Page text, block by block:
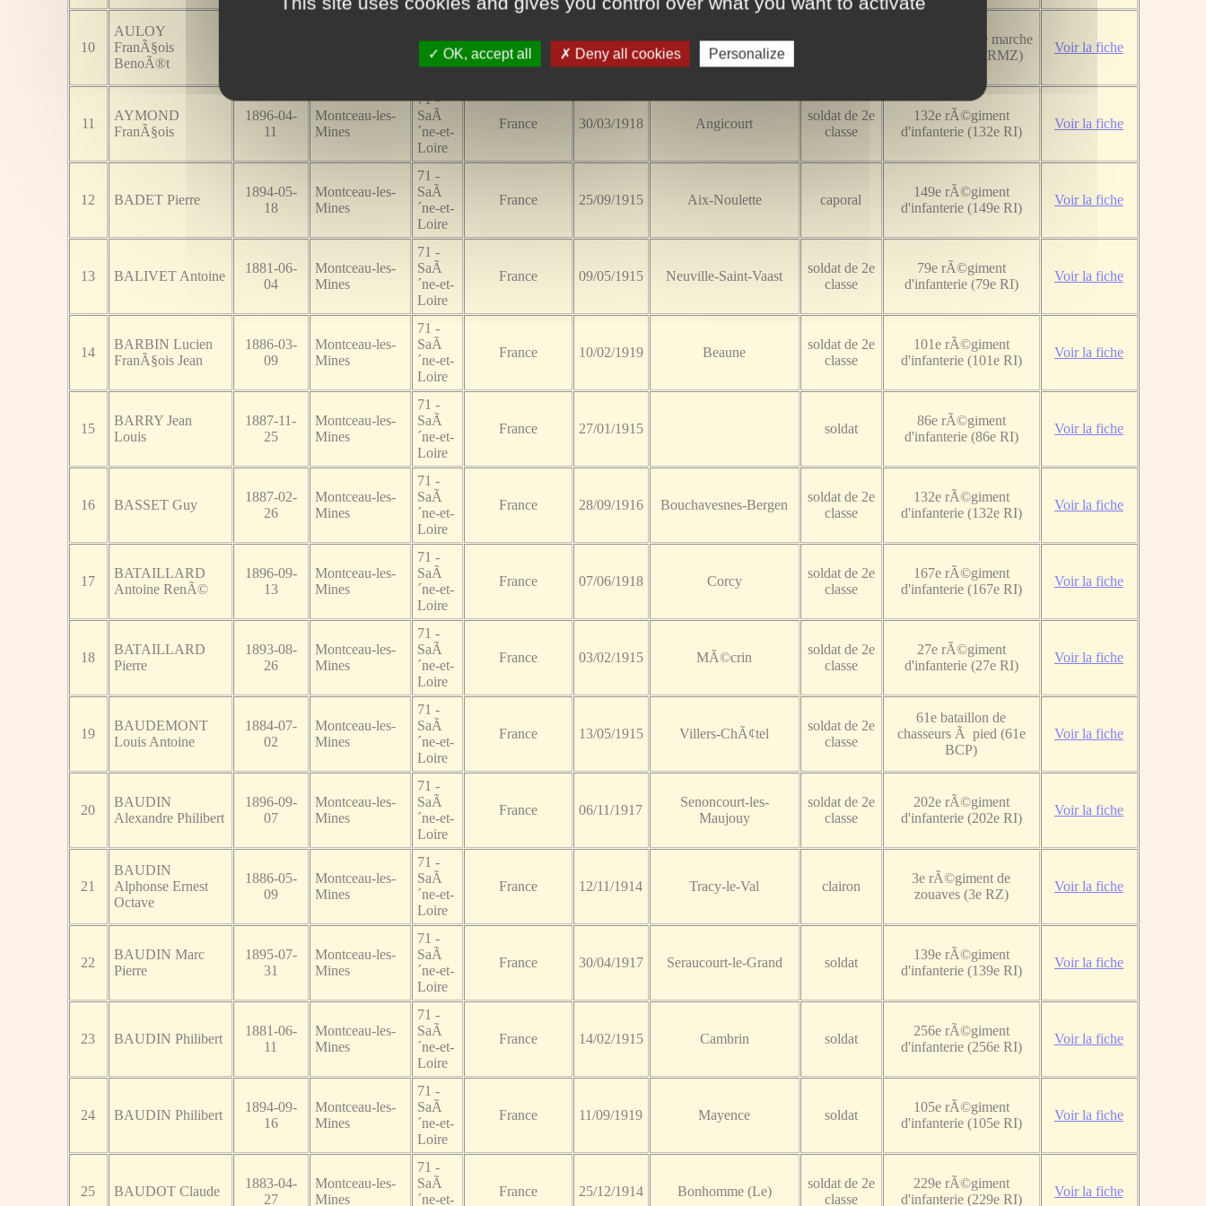
10
AULOY
FranÃ§ois
BenoÃ®t
SaÃ
´ne-et-
Loire
France 24/03/1917
2e rÃ©giment de marche
de zouaves (2e RMZ)
Voir la fiche
11
AYMOND
FranÃ§ois
1896-04-
11
Montceau-les-
Mines
71 -
SaÃ
´ne-et-
Loire
France 30/03/1918 Angicourt
soldat de 2e
classe
132e rÃ©giment
d'infanterie (132e RI)
Voir la fiche
12 BADET Pierre
1894-05-
18
Montceau-les-
Mines
71 -
SaÃ
´ne-et-
Loire
France 25/09/1915 Aix-Noulette caporal
149e rÃ©giment
d'infanterie (149e RI)
Voir la fiche
13 BALIVET Antoine
1881-06-
04
Montceau-les-
Mines
71 -
SaÃ
´ne-et-
Loire
France 09/05/1915 Neuville-Saint-Vaast
soldat de 2e
classe
79e rÃ©giment
d'infanterie (79e RI)
Voir la fiche
14
BARBIN Lucien
FranÃ§ois Jean
1886-03-
09
Montceau-les-
Mines
71 -
SaÃ
´ne-et-
Loire
France 10/02/1919 Beaune
soldat de 2e
classe
101e rÃ©giment
d'infanterie (101e RI)
Voir la fiche
15
BARRY Jean
Louis
1887-11-
25
Montceau-les-
Mines
71 -
SaÃ
´ne-et-
Loire
France 27/01/1915 soldat
86e rÃ©giment
d'infanterie (86e RI)
Voir la fiche
16 BASSET Guy
1887-02-
26
Montceau-les-
Mines
71 -
SaÃ
´ne-et-
Loire
France 28/09/1916 Bouchavesnes-Bergen
soldat de 2e
classe
132e rÃ©giment
d'infanterie (132e RI)
Voir la fiche
17
BATAILLARD
Antoine RenÃ©
1896-09-
13
Montceau-les-
Mines
71 -
SaÃ
´ne-et-
Loire
France 07/06/1918 Corcy
soldat de 2e
classe
167e rÃ©giment
d'infanterie (167e RI)
Voir la fiche
18
BATAILLARD
Pierre
1893-08-
26
Montceau-les-
Mines
71 -
SaÃ
´ne-et-
Loire
France 03/02/1915 MÃ©crin
soldat de 2e
classe
27e rÃ©giment
d'infanterie (27e RI)
Voir la fiche
19
BAUDEMONT
Louis Antoine
1884-07-
02
Montceau-les-
Mines
71 -
SaÃ
´ne-et-
Loire
France 13/05/1915 Villers-ChÃ¢tel
soldat de 2e
classe
61e bataillon de
chasseurs Ã pied (61e
BCP)
Voir la fiche
20
BAUDIN
Alexandre Philibert
1896-09-
07
Montceau-les-
Mines
71 -
SaÃ
´ne-et-
Loire
France 06/11/1917
Senoncourt-les-
Maujouy
soldat de 2e
classe
202e rÃ©giment
d'infanterie (202e RI)
Voir la fiche
21
BAUDIN
Alphonse Ernest
Octave
1886-05-
09
Montceau-les-
Mines
71 -
SaÃ
´ne-et-
Loire
France 12/11/1914 Tracy-le-Val clairon
3e rÃ©giment de
zouaves (3e RZ)
Voir la fiche
22
BAUDIN Marc
Pierre
1895-07-
31
Montceau-les-
Mines
71 -
SaÃ
´ne-et-
Loire
France 30/04/1917 Seraucourt-le-Grand soldat
139e rÃ©giment
d'infanterie (139e RI)
Voir la fiche
23 BAUDIN Philibert
1881-06-
11
Montceau-les-
Mines
71 -
SaÃ
´ne-et-
Loire
France 14/02/1915 Cambrin soldat
256e rÃ©giment
d'infanterie (256e RI)
Voir la fiche
24 BAUDIN Philibert
1894-09-
16
Montceau-les-
Mines
71 -
SaÃ
´ne-et-
Loire
France 11/09/1919 Mayence soldat
105e rÃ©giment
d'infanterie (105e RI)
Voir la fiche
25 BAUDOT Claude
1883-04-
27
Montceau-les-
Mines
71 -
SaÃ
´ne-et-
France 25/12/1914 Bonhomme (Le)
soldat de 2e
classe
229e rÃ©giment
d'infanterie (229e RI)
Voir la fiche
OK, accept all Deny all cookies Personalize